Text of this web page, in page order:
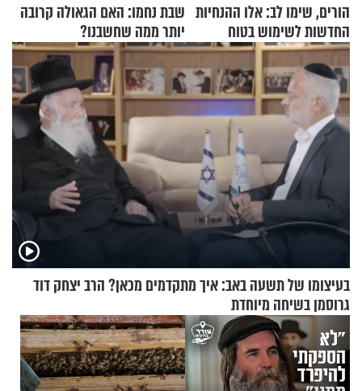
הורים, שימו לב: אלו ההנחיות
החדשות לשימוש בטוח
בסקווישי לאחר מקרי אשפוז
שבת נחמו: האם הגאולה קרובה
יותר ממה שחשבנו?
בעיצומו של תשעה באב: איך מתקדמים מכאן? הרב יצחק דוד
גרוסמן בשיחה מיוחדת